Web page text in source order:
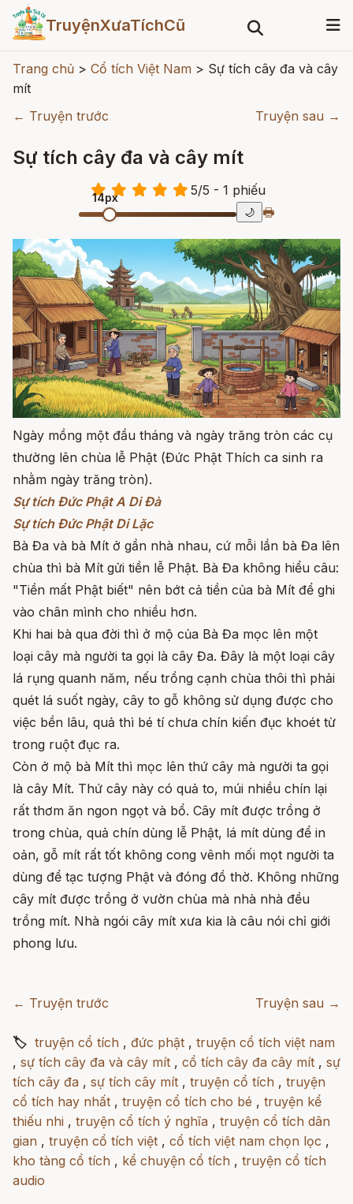
TruyệnXưaTíchCũ
Trang chủ > Cổ tích Việt Nam > Sự tích cây đa và cây
mít
← Truyện trước
Truyện sau →
Sự tích cây đa và cây mít
5/5 - 1 phiếu
14px
🌙 🖶
Ngày mồng một đầu tháng và ngày trăng tròn các cụ
thường lên chùa lễ Phật (Đức Phật Thích ca sinh ra
nhằm ngày trăng tròn).
Sự tích Đức Phật A Di Đà
Sự tích Đức Phật Di Lặc
Bà Đa và bà Mít ở gần nhà nhau, cứ mỗi lần bà Đa lên
chùa thì bà Mít gửi tiền lễ Phật. Bà Đa không hiểu câu:
"Tiền mất Phật biết" nên bớt cả tiền của bà Mít để ghi
vào chân mình cho nhiều hơn.
Khi hai bà qua đời thì ở mộ của Bà Đa mọc lên một
loại cây mà người ta gọi là cây Đa. Đây là một loại cây
lá rụng quanh năm, nếu trồng cạnh chùa thôi thì phải
quét lá suốt ngày, cây to gỗ không sử dụng được cho
việc bền lâu, quả thì bé tí chưa chín kiến đục khoét từ
trong ruột đục ra.
Còn ở mộ bà Mít thì mọc lên thứ cây mà người ta gọi
là cây Mít. Thứ cây này có quả to, múi nhiều chín lại
rất thơm ăn ngon ngọt và bổ. Cây mít được trồng ở
trong chùa, quả chín dùng lễ Phật, lá mít dùng để in
oản, gỗ mít rất tốt không cong vênh mối mọt người ta
dùng để tạc tượng Phật và đóng đồ thờ. Không những
cây mít được trồng ở vườn chùa mà nhà nhà đều
trồng mít. Nhà ngói cây mít xưa kia là câu nói chỉ giới
phong lưu.
← Truyện trước Truyện sau →
🏷 truyện cổ tích , đức phật , truyện cổ tích việt nam
, sự tích cây đa và cây mít , cổ tích cây đa cây mít , sự
tích cây đa , sự tích cây mít , truyện cổ tích , truyện
cổ tích hay nhất , truyện cổ tích cho bé , truyện kể
thiếu nhi , truyện cổ tích ý nghĩa , truyện cổ tích dân
gian , truyện cổ tích việt , cổ tích việt nam chọn lọc ,
kho tàng cổ tích , kể chuyện cổ tích , truyện cổ tích
audio